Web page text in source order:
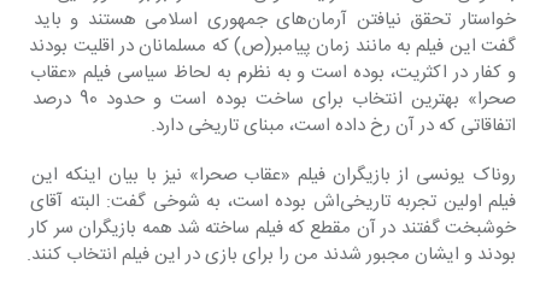
خواستار تحقق نیافتن آرمان‌های جمهوری اسلامی هستند و باید
گفت این فیلم به مانند زمان پیامبر(ص) که مسلمانان در اقلیت بودند
و کفار در اکثریت، بوده است و به نظرم به لحاظ سیاسی فیلم «عقاب
صحرا» بهترین انتخاب برای ساخت بوده است و حدود 90 درصد
اتفاقاتی که در آن رخ داده است، مبنای تاریخی دارد.
روناک یونسی از بازیگران فیلم «عقاب صحرا» نیز با بیان اینکه این
فیلم اولین تجربه تاریخی‌اش بوده است، به شوخی گفت: البته آقای
خوشبخت گفتند در آن مقطع که فیلم ساخته شد همه بازیگران سر کار
بودند و ایشان مجبور شدند من را برای بازی در این فیلم انتخاب کنند.